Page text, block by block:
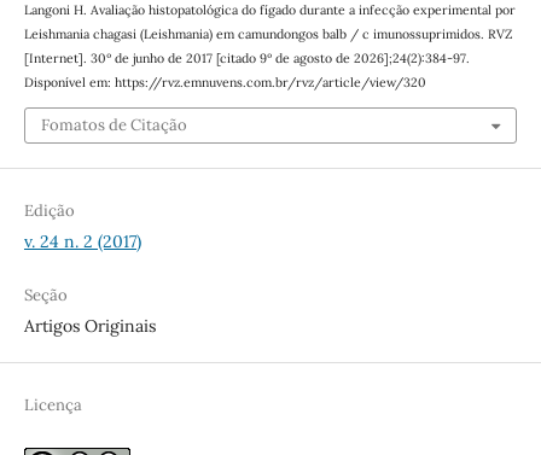
Langoni H. Avaliação histopatológica do fígado durante a infecção experimental por
Leishmania chagasi (Leishmania) em camundongos balb / c imunossuprimidos. RVZ
[Internet]. 30º de junho de 2017 [citado 9º de agosto de 2026];24(2):384-97.
Disponível em: https://rvz.emnuvens.com.br/rvz/article/view/320
Fomatos de Citação
Edição
v. 24 n. 2 (2017)
Seção
Artigos Originais
Licença